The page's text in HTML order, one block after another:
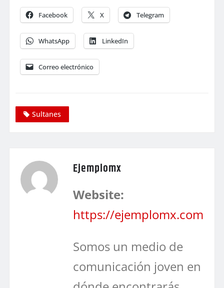
Facebook X Telegram
WhatsApp LinkedIn
Correo electrónico
Sultanes
Ejemplomx
Website:
https://ejemplomx.com
Somos un medio de
comunicación joven en